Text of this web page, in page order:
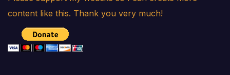
content like this. Thank you very much!